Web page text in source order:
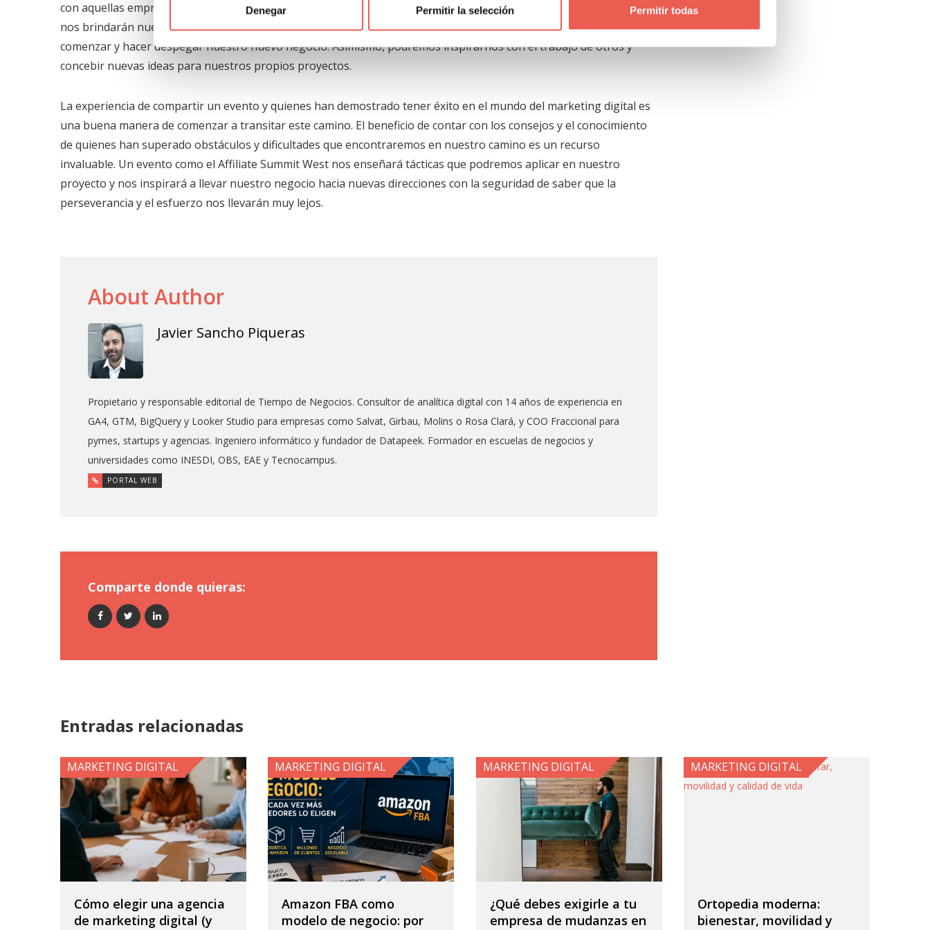
Denegar Permitir la selección Permitir todas
con aquellas empresas o personas que más se relacionen con nuestras actividades. Las ponencias y los talleres
nos brindarán nuevas herramientas y recursos para llevar a cabo innovadoras estrategias que nos permitan
comenzar y hacer despegar nuestro nuevo negocio. Asimismo, podremos inspirarnos con el trabajo de otros y
concebir nuevas ideas para nuestros propios proyectos.
La experiencia de compartir un evento y quienes han demostrado tener éxito en el mundo del marketing digital es
una buena manera de comenzar a transitar este camino. El beneficio de contar con los consejos y el conocimiento
de quienes han superado obstáculos y dificultades que encontraremos en nuestro camino es un recurso
invaluable. Un evento como el Affiliate Summit West nos enseñará tácticas que podremos aplicar en nuestro
proyecto y nos inspirará a llevar nuestro negocio hacia nuevas direcciones con la seguridad de saber que la
perseverancia y el esfuerzo nos llevarán muy lejos.
About Author
Javier Sancho Piqueras
Propietario y responsable editorial de Tiempo de Negocios. Consultor de analítica digital con 14 años de experiencia en
GA4, GTM, BigQuery y Looker Studio para empresas como Salvat, Girbau, Molins o Rosa Clará, y COO Fraccional para
pymes, startups y agencias. Ingeniero informático y fundador de Datapeek. Formador en escuelas de negocios y
universidades como INESDI, OBS, EAE y Tecnocampus.
PORTAL WEB
Comparte donde quieras:
Entradas relacionadas
Cómo elegir una agencia
de marketing digital (y
MARKETING DIGITAL
Amazon FBA como
modelo de negocio: por
MARKETING DIGITAL
¿Qué debes exigirle a tu
empresa de mudanzas en
MARKETING DIGITAL
Ortopedia moderna:
bienestar, movilidad y
MARKETING DIGITAL